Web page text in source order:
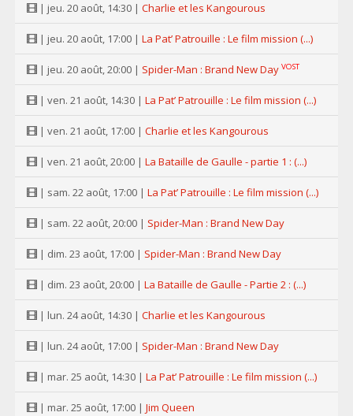
| jeu. 20 août, 14:30 | Charlie et les Kangourous
| jeu. 20 août, 17:00 | La Pat’ Patrouille : Le film mission (...)
| jeu. 20 août, 20:00 | Spider-Man : Brand New Day VOST
| ven. 21 août, 14:30 | La Pat’ Patrouille : Le film mission (...)
| ven. 21 août, 17:00 | Charlie et les Kangourous
| ven. 21 août, 20:00 | La Bataille de Gaulle - partie 1 : (...)
| sam. 22 août, 17:00 | La Pat’ Patrouille : Le film mission (...)
| sam. 22 août, 20:00 | Spider-Man : Brand New Day
| dim. 23 août, 17:00 | Spider-Man : Brand New Day
| dim. 23 août, 20:00 | La Bataille de Gaulle - Partie 2 : (...)
| lun. 24 août, 14:30 | Charlie et les Kangourous
| lun. 24 août, 17:00 | Spider-Man : Brand New Day
| mar. 25 août, 14:30 | La Pat’ Patrouille : Le film mission (...)
| mar. 25 août, 17:00 | Jim Queen